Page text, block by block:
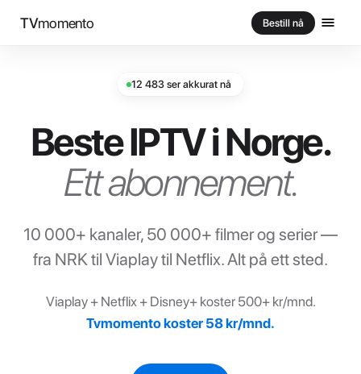
TVmomento Bestill nå
12 483 ser akkurat nå
Beste IPTV i Norge.
Ett abonnement.
10 000+ kanaler, 50 000+ filmer og serier —
fra NRK til Viaplay til Netflix. Alt på ett sted.
Viaplay + Netflix + Disney+ koster 500+ kr/mnd.
Tvmomento koster 58 kr/mnd.